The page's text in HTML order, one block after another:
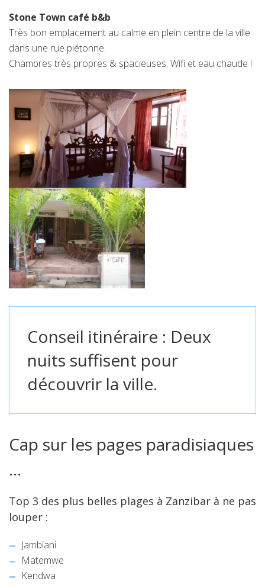
Stone Town café b&b
Très bon emplacement au calme en plein centre de la ville
dans une rue piétonne.
Chambres très propres & spacieuses. Wifi et eau chaude !
Conseil itinéraire : Deux
nuits suffisent pour
découvrir la ville.
Cap sur les pages paradisiaques
…
Top 3 des plus belles plages à Zanzibar à ne pas
louper :
Jambiani
Matemwe
Kendwa